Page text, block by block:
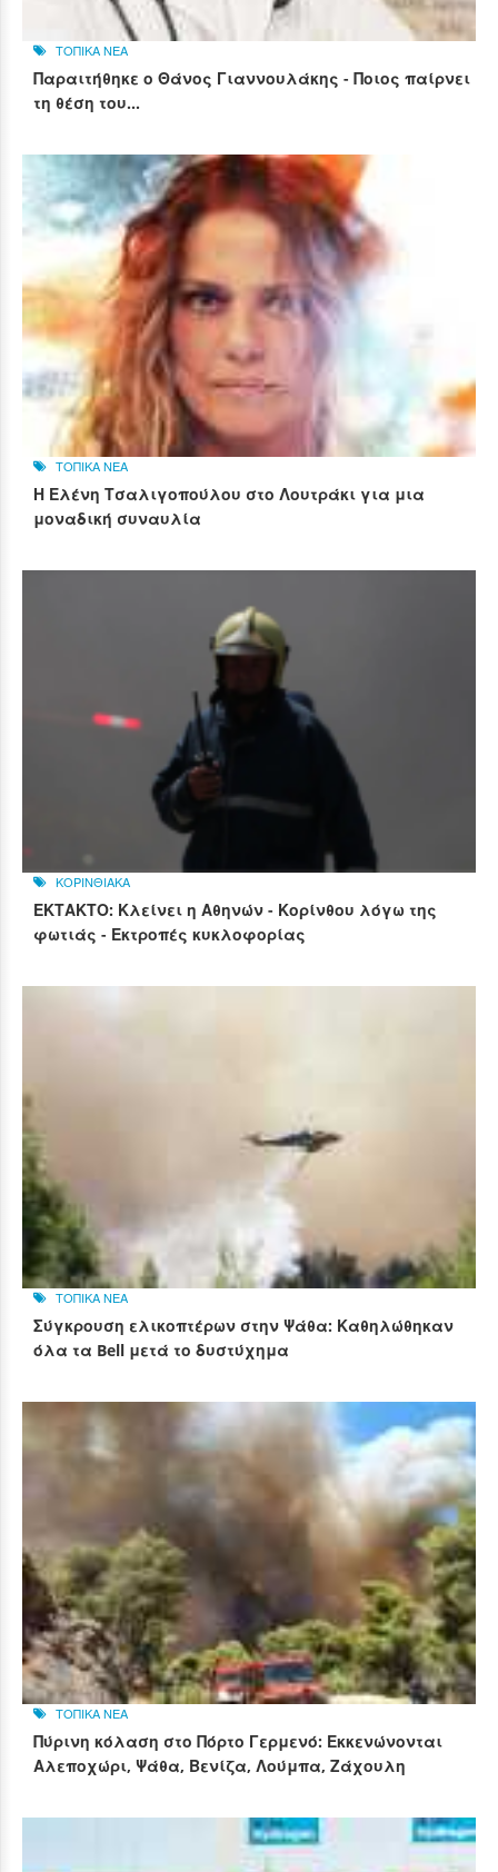
ΤΟΠΙΚΑ ΝΕΑ
Παραιτήθηκε ο Θάνος Γιαννουλάκης - Ποιος παίρνει
τη θέση του...
ΤΟΠΙΚΑ ΝΕΑ
Η Ελένη Τσαλιγοπούλου στο Λουτράκι για μια
μοναδική συναυλία
ΚΟΡΙΝΘΙΑΚΑ
ΕΚΤΑΚΤΟ: Κλείνει η Αθηνών - Κορίνθου λόγω της
φωτιάς - Εκτροπές κυκλοφορίας
ΤΟΠΙΚΑ ΝΕΑ
Σύγκρουση ελικοπτέρων στην Ψάθα: Καθηλώθηκαν
όλα τα Bell μετά το δυστύχημα
ΤΟΠΙΚΑ ΝΕΑ
Πύρινη κόλαση στο Πόρτο Γερμενό: Εκκενώνονται
Αλεποχώρι, Ψάθα, Βενίζα, Λούμπα, Ζάχουλη